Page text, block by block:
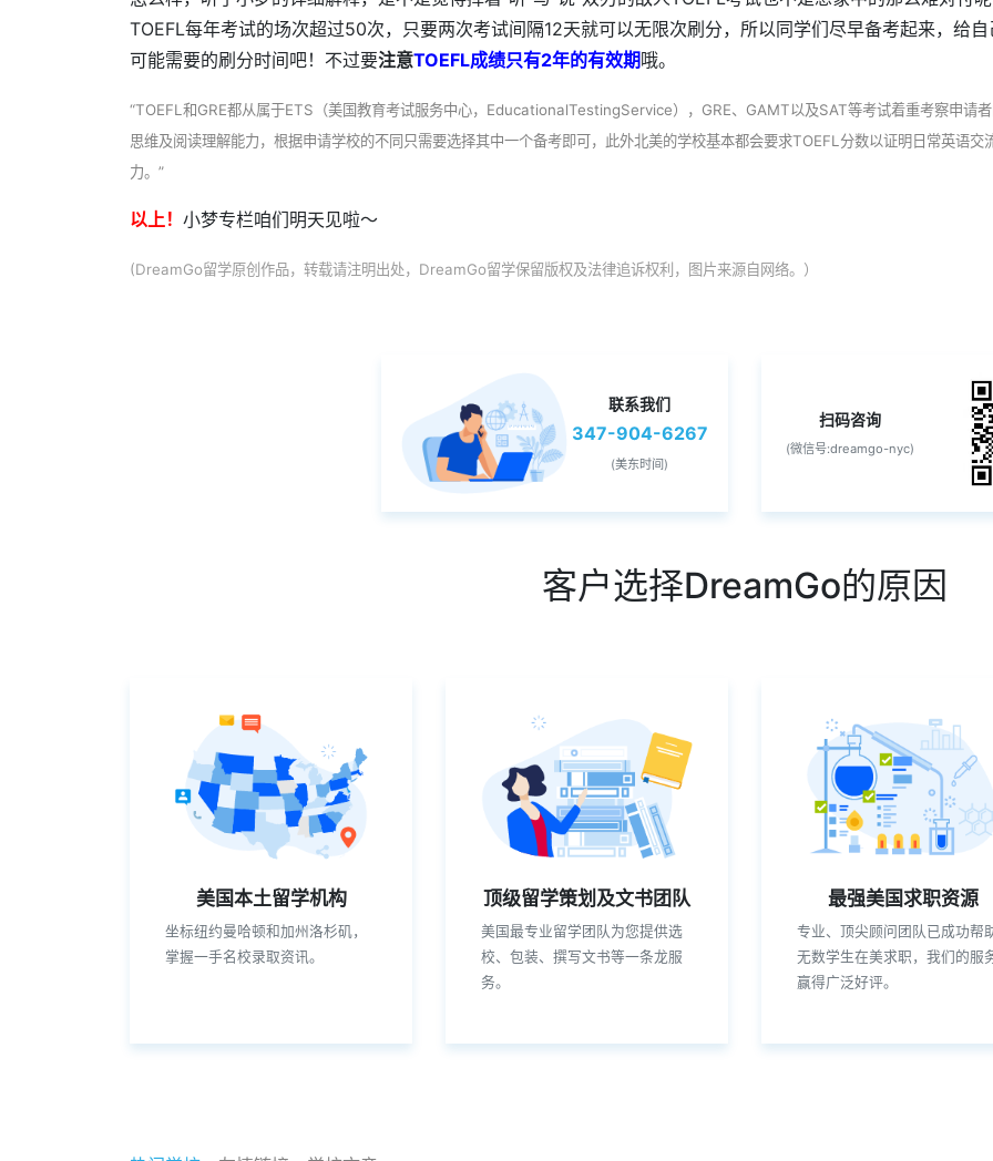
TOEFL每年考试的场次超过50次，只要两次考试间隔12天就可以无限次刷分，所以同学们尽早备考起来，给自
可能需要的刷分时间吧！不过要注意TOEFL成绩只有2年的有效期哦。
“TOEFL和GRE都从属于ETS（美国教育考试服务中心，EducationalTestingService），GRE、GAMT以及SAT等考试着重考察申请
思维及阅读理解能力，根据申请学校的不同只需要选择其中一个备考即可，此外北美的学校基本都会要求TOEFL分数以证明日常英语交
力。”
以上！ 小梦专栏咱们明天见啦～
(DreamGo留学原创作品，转载请注明出处，DreamGo留学保留版权及法律追诉权利，图片来源自网络。）
联系我们
347-904-6267
(美东时间)
扫码咨询
(微信号:dreamgo-nyc)
客户选择DreamGo的原因
美国本土留学机构
坐标纽约曼哈顿和加州洛杉矶，
掌握一手名校录取资讯。
顶级留学策划及文书团队
美国最专业留学团队为您提供选
校、包装、撰写文书等一条龙服
务。
最强美国求职资源
专业、顶尖顾问团队已成功帮
无数学生在美求职，我们的服
赢得广泛好评。